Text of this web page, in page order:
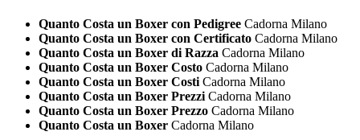
Quanto Costa un Boxer con Pedigree Cadorna Milano
Quanto Costa un Boxer con Certificato Cadorna Milano
Quanto Costa un Boxer di Razza Cadorna Milano
Quanto Costa un Boxer Costo Cadorna Milano
Quanto Costa un Boxer Costi Cadorna Milano
Quanto Costa un Boxer Prezzi Cadorna Milano
Quanto Costa un Boxer Prezzo Cadorna Milano
Quanto Costa un Boxer Cadorna Milano